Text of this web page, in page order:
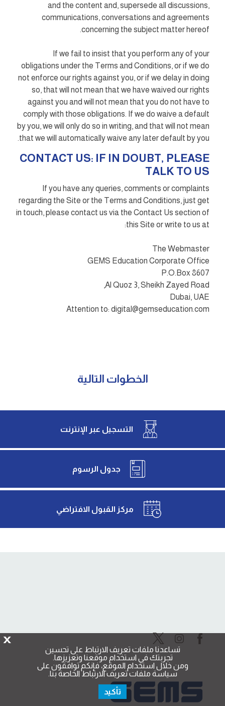
and the content and, supersede all discussions,
communications, conversations and agreements
concerning the subject matter hereof.
If we fail to insist that you perform any of your
obligations under the Terms and Conditions, or if we do
not enforce our rights against you, or if we delay in doing
so, that will not mean that we have waived our rights
against you and will not mean that you do not have to
comply with those obligations. If we do waive a default
by you, we will only do so in writing, and that will not mean
that we will automatically waive any later default by you.
CONTACT US: IF IN DOUBT, PLEASE
TALK TO US
If you have any queries, comments or complaints
regarding the Site or the Terms and Conditions, just get
in touch, please contact us via the Contact Us section of
this Site or write to us at:
The Webmaster
GEMS Education Corporate Office
P.O.Box 8607
Al Quoz 3, Sheikh Zayed Road,
Dubai, UAE
Attention to: digital@gemseducation.com
الخطوات التالية
التسجيل عبر الإنترنت
جدول الرسوم
مركز القبول الافتراضي
X
تساعدنا ملفات تعريف الارتباط على تحسين
تجربتك في استخدام موقعنا وتعزيزها.
ومن خلال استخدام الموقع، فإنكم توافقون على
سياسة ملفات تعريف الارتباط الخاصة بنا.
تأكيد